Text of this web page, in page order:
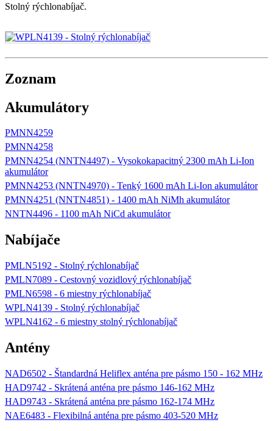
Stolný rýchlonabíjač.
Zoznam
Akumulátory
PMNN4259
PMNN4258
PMNN4254 (NNTN4497) - Vysokokapacitný 2300 mAh Li-Ion
akumulátor
PMNN4253 (NNTN4970) - Tenký 1600 mAh Li-Ion akumulátor
PMNN4251 (NNTN4851) - 1400 mAh NiMh akumulátor
NNTN4496 - 1100 mAh NiCd akumulátor
Nabíjače
PMLN5192 - Stolný rýchlonabíjač
PMLN7089 - Cestovný vozidlový rýchlonabíjač
PMLN6598 - 6 miestny rýchlonabíjač
WPLN4139 - Stolný rýchlonabíjač
WPLN4162 - 6 miestny stolný rýchlonabíjač
Antény
NAD6502 - Štandardná Heliflex anténa pre pásmo 150 - 162 MHz
HAD9742 - Skrátená anténa pre pásmo 146-162 MHz
HAD9743 - Skrátená anténa pre pásmo 162-174 MHz
NAE6483 - Flexibilná anténa pre pásmo 403-520 MHz